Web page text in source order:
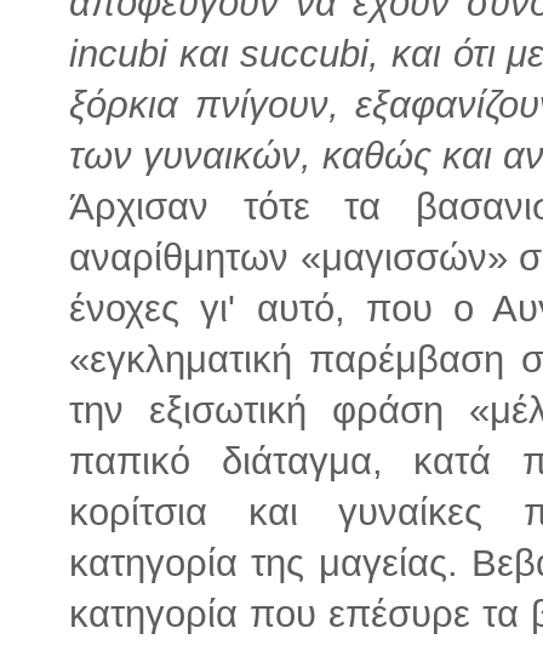
incubi και succubi, και ότι
ξόρκια πνίγουν,
των γυναικών, καθώς και
Άρχισαν τότε τα
αναρίθμητων «μαγισσών»
ένοχες γι' αυτό, που ο
«εγκληματική
την εξισωτική φράση
παπικό διάταγμα, κατά
κορίτσια και γυναίκες
κατηγορία της μαγείας.
κατηγορία που επέσυρε τα